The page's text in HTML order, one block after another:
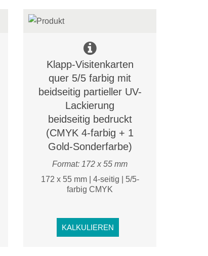
Klapp-Visitenkarten
quer 5/5 farbig mit
beidseitig partieller UV-
Lackierung
beidseitig bedruckt
(CMYK 4-farbig + 1
Gold-Sonderfarbe)
Format: 172 x 55 mm
172 x 55 mm | 4-seitig | 5/5-
farbig CMYK
KALKULIEREN